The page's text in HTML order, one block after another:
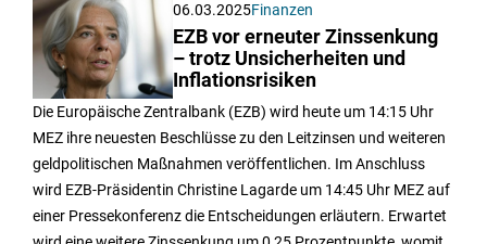
06.03.2025Finanzen
EZB vor erneuter Zinssenkung
– trotz Unsicherheiten und
Inflationsrisiken
Die Europäische Zentralbank (EZB) wird heute um 14:15 Uhr
MEZ ihre neuesten Beschlüsse zu den Leitzinsen und weiteren
geldpolitischen Maßnahmen veröffentlichen. Im Anschluss
wird EZB-Präsidentin Christine Lagarde um 14:45 Uhr MEZ auf
einer Pressekonferenz die Entscheidungen erläutern. Erwartet